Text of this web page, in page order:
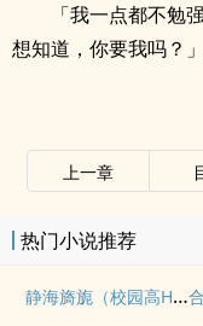
「我一点都不勉
想知道，你要我吗？」
上一章
热门小说推荐
静海旖旎（校园高H）